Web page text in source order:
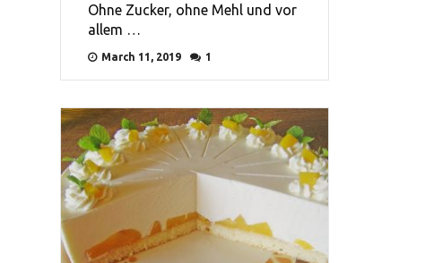
Ohne Zucker, ohne Mehl und vor
allem …
March 11, 2019 1